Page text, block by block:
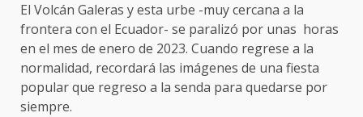
El Volcán Galeras y esta urbe -muy cercana a la
frontera con el Ecuador- se paralizó por unas horas
en el mes de enero de 2023. Cuando regrese a la
normalidad, recordará las imágenes de una fiesta
popular que regreso a la senda para quedarse por
siempre.